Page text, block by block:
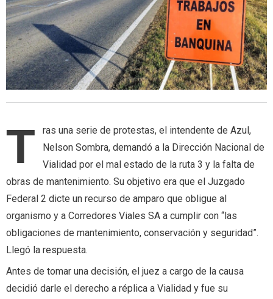
T
ras una serie de protestas, el intendente de Azul,
Nelson Sombra, demandó a la Dirección Nacional de
Vialidad por el mal estado de la ruta 3 y la falta de
obras de mantenimiento. Su objetivo era que el Juzgado
Federal 2 dicte un recurso de amparo que obligue al
organismo y a Corredores Viales SA a cumplir con “las
obligaciones de mantenimiento, conservación y seguridad”.
Llegó la respuesta.
Antes de tomar una decisión, el juez a cargo de la causa
decidió darle el derecho a réplica a Vialidad y fue su